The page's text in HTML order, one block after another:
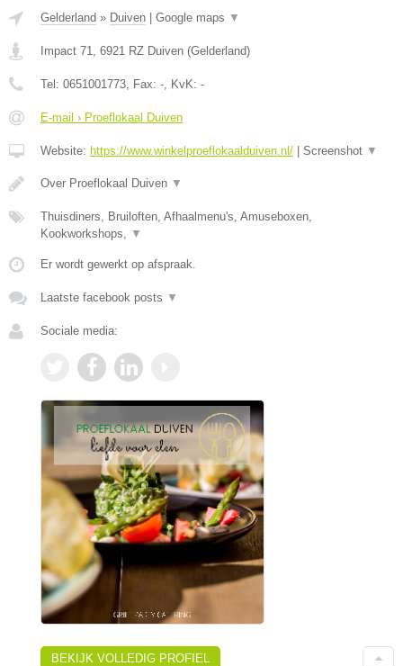
Gelderland » Duiven Google maps ▼
Impact 71, 6921 RZ Duiven (Gelderland)
Tel: 0651001773, Fax: -, KvK: -
E-mail › Proeflokaal Duiven
Website: https://www.winkelproeflokaalduiven.nl/ Screenshot ▼
Over Proeflokaal Duiven ▼
Thuisdiners, Bruiloften, Afhaalmenu's, Amuseboxen,
Kookworkshops, ▼
Er wordt gewerkt op afspraak.
Laatste facebook posts ▼
Sociale media:
BEKIJK VOLLEDIG PROFIEL